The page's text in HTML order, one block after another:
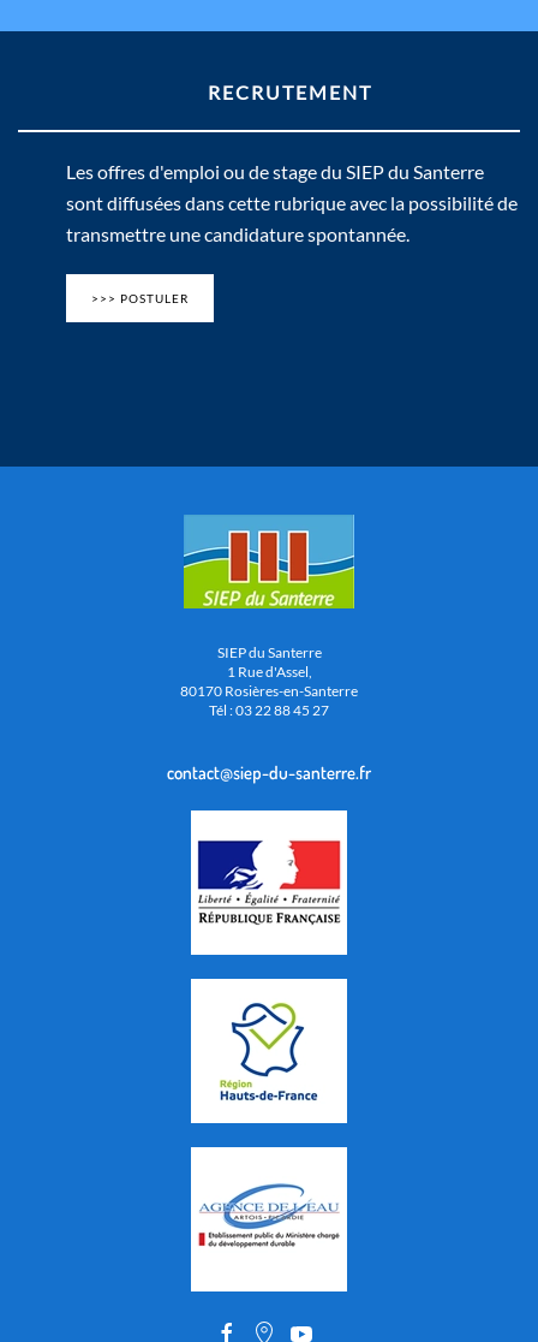
RECRUTEMENT
Les offres d'emploi ou de stage du SIEP du Santerre
sont diffusées dans cette rubrique avec la possibilité de
transmettre une candidature spontannée.
>>> POSTULER
SIEP du Santerre
1 Rue d'Assel,
80170 Rosières-en-Santerre
Tél : 03 22 88 45 27